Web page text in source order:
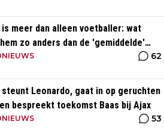
is meer dan alleen voetballer: wat
zo anders dan de 'gemiddelde'
62
steunt Leonardo, gaat in op geruchten
bespreekt toekomst Baas bij Ajax
53